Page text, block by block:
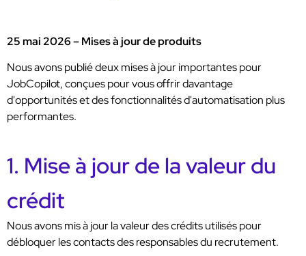
25 mai 2026 – Mises à jour de produits
Nous avons publié deux mises à jour importantes pour
JobCopilot, conçues pour vous offrir davantage
d'opportunités et des fonctionnalités d'automatisation plus
performantes.
1. Mise à jour de la valeur du
crédit
Nous avons mis à jour la valeur des crédits utilisés pour
débloquer les contacts des responsables du recrutement.